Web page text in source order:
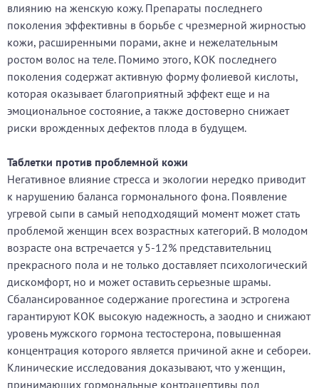
влиянию на женскую кожу. Препараты последнего
поколения эффективны в борьбе с чрезмерной жирностью
кожи, расширенными порами, акне и нежелательным
ростом волос на теле. Помимо этого, КОК последнего
поколения содержат активную форму фолиевой кислоты,
которая оказывает благоприятный эффект еще и на
эмоциональное состояние, а также достоверно снижает
риски врожденных дефектов плода в будущем.
Таблетки против проблемной кожи
Негативное влияние стресса и экологии нередко приводит
к нарушению баланса гормонального фона. Появление
угревой сыпи в самый неподходящий момент может стать
проблемой женщин всех возрастных категорий. В молодом
возрасте она встречается у 5-12% представительниц
прекрасного пола и не только доставляет психологический
дискомфорт, но и может оставить серьезные шрамы.
Сбалансированное содержание прогестина и эстрогена
гарантируют КОК высокую надежность, а заодно и снижают
уровень мужского гормона тестостерона, повышенная
концентрация которого является причиной акне и себореи.
Клинические исследования доказывают, что у женщин,
принимающих гормональные контрацептивы под